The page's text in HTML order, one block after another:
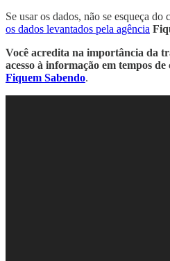
Se usar os dados, não se esqueça do
os dados levantados pela agência
Você acredita na importância da
acesso à informação em tempos de
Fiquem Sabendo.